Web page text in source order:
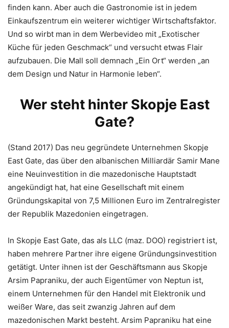
finden kann. Aber auch die Gastronomie ist in jedem
Einkaufszentrum ein weiterer wichtiger Wirtschaftsfaktor.
Und so wirbt man in dem Werbevideo mit „Exotischer
Küche für jeden Geschmack“ und versucht etwas Flair
aufzubauen. Die Mall soll demnach „Ein Ort“ werden „an
dem Design und Natur in Harmonie leben“.
Wer steht hinter Skopje East
Gate?
(Stand 2017) Das neu gegründete Unternehmen Skopje
East Gate, das über den albanischen Milliardär Samir Mane
eine Neuinvestition in die mazedonische Hauptstadt
angekündigt hat, hat eine Gesellschaft mit einem
Gründungskapital von 7,5 Millionen Euro im Zentralregister
der Republik Mazedonien eingetragen.
In Skopje East Gate, das als LLC (maz. DOO) registriert ist,
haben mehrere Partner ihre eigene Gründungsinvestition
getätigt. Unter ihnen ist der Geschäftsmann aus Skopje
Arsim Papraniku, der auch Eigentümer von Neptun ist,
einem Unternehmen für den Handel mit Elektronik und
weißer Ware, das seit zwanzig Jahren auf dem
mazedonischen Markt besteht. Arsim Papraniku hat eine